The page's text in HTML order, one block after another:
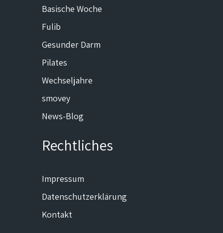
Basische Woche
Fulib
Gesunder Darm
Pilates
Wechseljahre
smovey
News-Blog
Rechtliches
Impressum
Datenschutzerklärung
Kontakt